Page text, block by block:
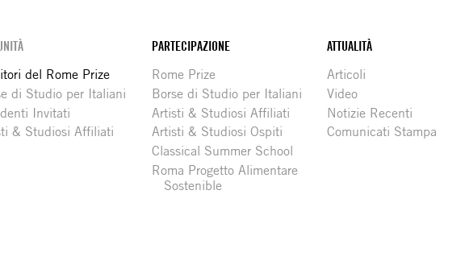
del Rome Prize
di Studio per Italiani
Invitati
& Studiosi Affiliati
PARTECIPAZIONE
Rome Prize
Borse di Studio per Italiani
Artisti & Studiosi Affiliati
Artisti & Studiosi Ospiti
Classical Summer School
Roma Progetto Alimentare
Sostenible
ATTUALITÀ
Articoli
Video
Notizie Recenti
Comunicati Stampa